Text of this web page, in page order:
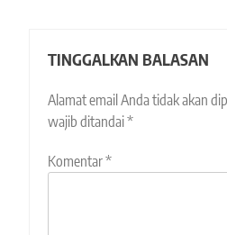
TINGGALKAN BALASAN
Alamat email Anda tidak akan
wajib ditandai*
Komentar*